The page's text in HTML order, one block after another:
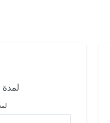
لمدة 3 أيام القادمة الدمام الطقس في